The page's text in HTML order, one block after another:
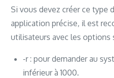
Si vous devez créer ce type
application précise, il est
utilisateurs avec les options
-r : pour demander au
inférieur à 1000.